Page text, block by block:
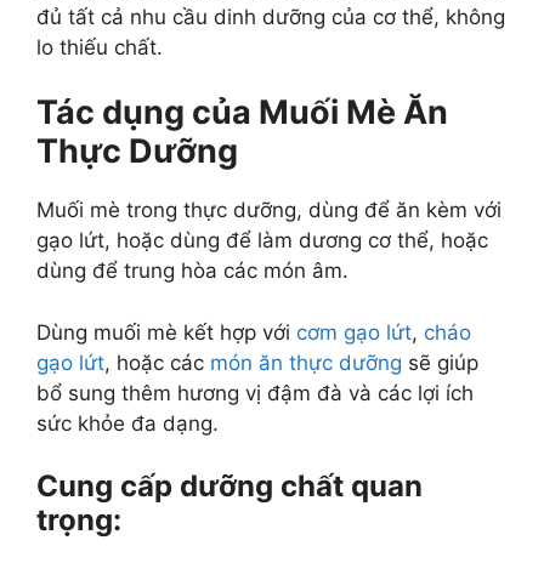
đủ tất cả nhu cầu dinh dưỡng của cơ thể, không
lo thiếu chất.
Tác dụng của Muối Mè Ăn
Thực Dưỡng
Muối mè trong thực dưỡng, dùng để ăn kèm với
gạo lứt, hoặc dùng để làm dương cơ thể, hoặc
dùng để trung hòa các món âm.
Dùng muối mè kết hợp với cơm gạo lứt, cháo
gạo lứt, hoặc các món ăn thực dưỡng sẽ giúp
bổ sung thêm hương vị đậm đà và các lợi ích
sức khỏe đa dạng.
Cung cấp dưỡng chất quan
trọng: